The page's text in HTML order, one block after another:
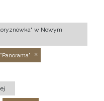
w Nowym